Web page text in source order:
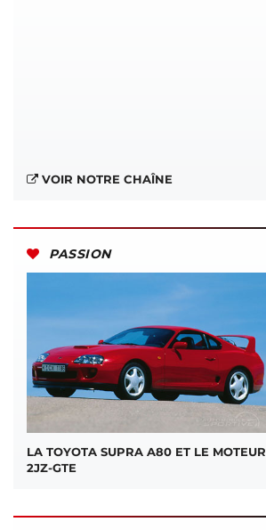
VOIR NOTRE CHAÎNE
PASSION
LA TOYOTA SUPRA A80 ET LE MOTEUR
2JZ-GTE